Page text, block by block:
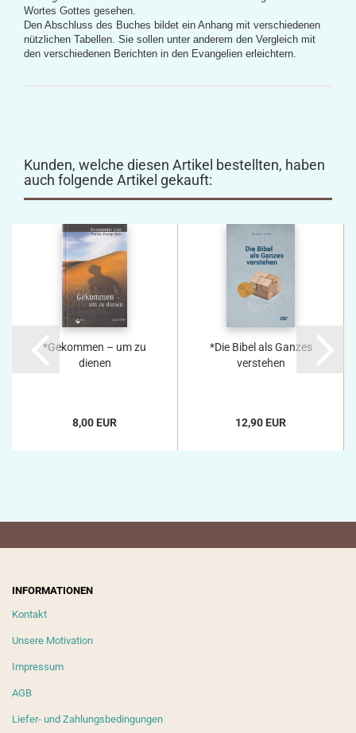
Wortes Gottes gesehen.
Den Abschluss des Buches bildet ein Anhang mit verschiedenen
nützlichen Tabellen. Sie sollen unter anderem den Vergleich mit
den verschiedenen Berichten in den Evangelien erleichtern.
Kunden, welche diesen Artikel bestellten, haben
auch folgende Artikel gekauft:
*Gekommen – um zu
dienen
8,00 EUR
*Die Bibel als Ganzes
verstehen
12,90 EUR
INFORMATIONEN
Kontakt
Unsere Motivation
Impressum
AGB
Liefer- und Zahlungsbedingungen